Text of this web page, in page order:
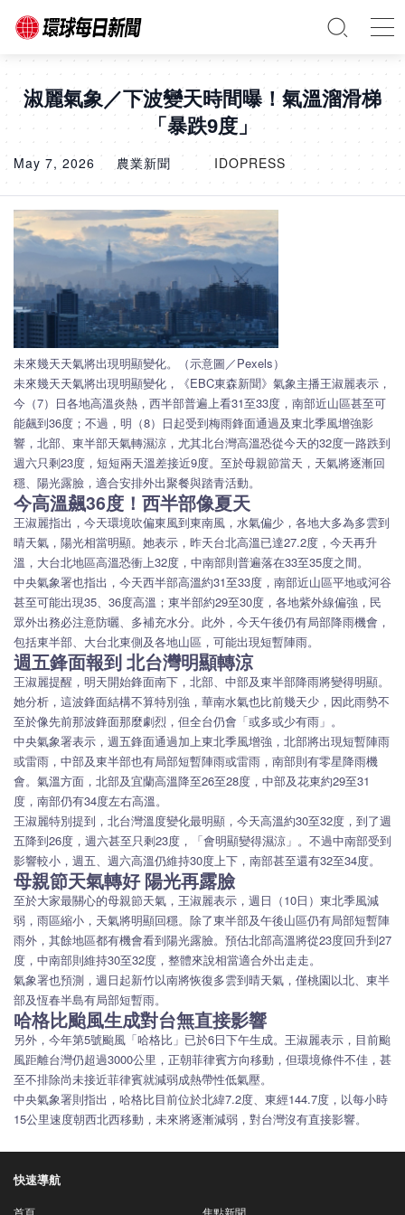
淑麗氣象／下波變天時間曝！氣溫溜滑梯
「暴跌9度」
May 7, 2026 農業新聞 IDOPRESS
未來幾天天氣將出現明顯變化。（示意圖／Pexels）
未來幾天天氣將出現明顯變化，《EBC東森新聞》氣象主播王淑麗表示，
今（7）日各地高溫炎熱，西半部普遍上看31至33度，南部近山區甚至可
能飆到36度；不過，明（8）日起受到梅雨鋒面通過及東北季風增強影
響，北部、東半部天氣轉濕涼，尤其北台灣高溫恐從今天的32度一路跌到
週六只剩23度，短短兩天溫差接近9度。至於母親節當天，天氣將逐漸回
穩、陽光露臉，適合安排外出聚餐與踏青活動。
今高溫飆36度！西半部像夏天
王淑麗指出，今天環境吹偏東風到東南風，水氣偏少，各地大多為多雲到
晴天氣，陽光相當明顯。她表示，昨天台北高溫已達27.2度，今天再升
溫，大台北地區高溫恐衝上32度，中南部則普遍落在33至35度之間。
中央氣象署也指出，今天西半部高溫約31至33度，南部近山區平地或河谷
甚至可能出現35、36度高溫；東半部約29至30度，各地紫外線偏強，民
眾外出務必注意防曬、多補充水分。此外，今天午後仍有局部降雨機會，
包括東半部、大台北東側及各地山區，可能出現短暫陣雨。
週五鋒面報到 北台灣明顯轉涼
王淑麗提醒，明天開始鋒面南下，北部、中部及東半部降雨將變得明顯。
她分析，這波鋒面結構不算特別強，華南水氣也比前幾天少，因此雨勢不
至於像先前那波鋒面那麼劇烈，但全台仍會「或多或少有雨」。
中央氣象署表示，週五鋒面通過加上東北季風增強，北部將出現短暫陣雨
或雷雨，中部及東半部也有局部短暫陣雨或雷雨，南部則有零星降雨機
會。氣溫方面，北部及宜蘭高溫降至26至28度，中部及花東約29至31
度，南部仍有34度左右高溫。
王淑麗特別提到，北台灣溫度變化最明顯，今天高溫約30至32度，到了週
五降到26度，週六甚至只剩23度，「會明顯變得濕涼」。不過中南部受到
影響較小，週五、週六高溫仍維持30度上下，南部甚至還有32至34度。
母親節天氣轉好 陽光再露臉
至於大家最關心的母親節天氣，王淑麗表示，週日（10日）東北季風減
弱，雨區縮小，天氣將明顯回穩。除了東半部及午後山區仍有局部短暫陣
雨外，其餘地區都有機會看到陽光露臉。預估北部高溫將從23度回升到27
度，中南部則維持30至32度，整體來說相當適合外出走走。
氣象署也預測，週日起新竹以南將恢復多雲到晴天氣，僅桃園以北、東半
部及恆春半島有局部短暫雨。
哈格比颱風生成對台無直接影響
另外，今年第5號颱風「哈格比」已於6日下午生成。王淑麗表示，目前颱
風距離台灣仍超過3000公里，正朝菲律賓方向移動，但環境條件不佳，甚
至不排除尚未接近菲律賓就減弱成熱帶性低氣壓。
中央氣象署則指出，哈格比目前位於北緯7.2度、東經144.7度，以每小時
15公里速度朝西北西移動，未來將逐漸減弱，對台灣沒有直接影響。
快速導航